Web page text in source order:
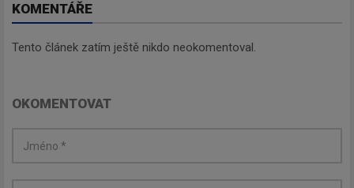
KOMENTÁŘE
Tento článek zatím ještě nikdo neokomentoval.
OKOMENTOVAT